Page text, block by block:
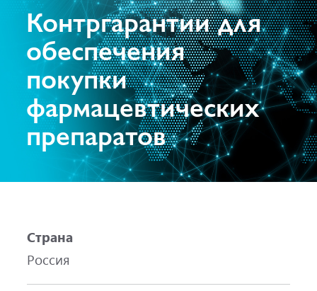
Контргарантии для
обеспечения
покупки
фармацевтических
препаратов
Страна
Россия